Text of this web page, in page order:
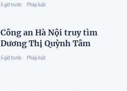
5 giờ trước Pháp luật
Công an Hà Nội truy tìm
Dương Thị Quỳnh Tâm
5 giờ trước Pháp luật